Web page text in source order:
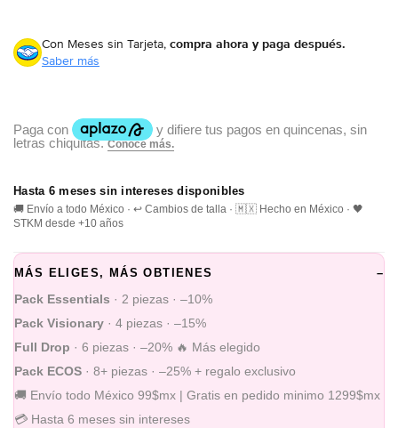
Con Meses sin Tarjeta, compra ahora y paga después.
Saber más
Hasta 6 meses sin intereses disponibles
🚚 Envío a todo México · ↩️ Cambios de talla · 🇲🇽 Hecho en México · 🖤
STKM desde +10 años
MÁS ELIGES, MÁS OBTIENES –
Pack Essentials · 2 piezas · –10%
Pack Visionary · 4 piezas · –15%
Full Drop · 6 piezas · –20% 🔥 Más elegido
Pack ECOS · 8+ piezas · –25% + regalo exclusivo
🚚 Envío todo México 99$mx | Gratis en pedido minimo 1299$mx
💳 Hasta 6 meses sin intereses